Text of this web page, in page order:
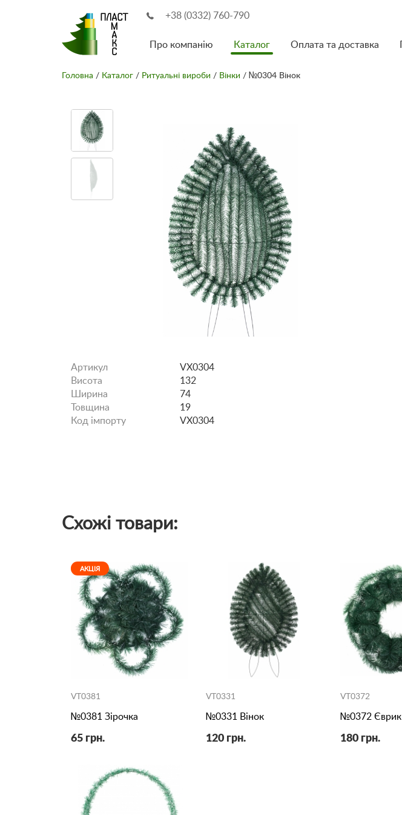
+38 (0332) 760-790
Про компанію Каталог Оплата та доставка
Головна / Каталог / Ритуальні вироби / Вінки / №0304 Вінок
Артикул
VX0304
Висота
132
Ширина
74
Товщина
19
Код імпорту
VX0304
Схожі товари:
АКЦІЯ
VT0381
№0381 Зірочка
65 грн.
VT0331
№0331 Вінок
120 грн.
VT0372
№0372 Єврик
180 грн.